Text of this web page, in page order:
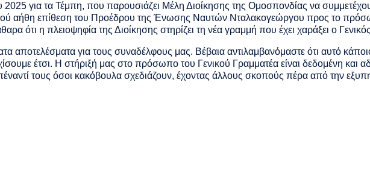
για τα Τέμπη, που παρουσιάζει Μέλη Διοίκησης της Ομοσπονδίας να
αήθη επίθεση του Προέδρου της Ένωσης Ναυτών Νταλακογεώργου προς το
ότι η πλειοψηφία της Διοίκησης στηρίζει τη νέα γραμμή που έχει χαράξει ο
αποτελέσματα για τους συναδέλφους μας. Βέβαια αντιλαμβανόμαστε ότι αυτό
έτσι. Η στήριξή μας στο πρόσωπο του Γενικού Γραμματέα είναι δεδομένη και
τους όσοι κακόβουλα σχεδιάζουν, έχοντας άλλους σκοπούς πέρα από την